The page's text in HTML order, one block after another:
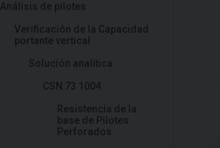
Análisis de pilotes
Verificación de la Capacidad
portante vertical
Solución analítica
CSN 73 1004
Resistencia de la
base de Pilotes
Perforados